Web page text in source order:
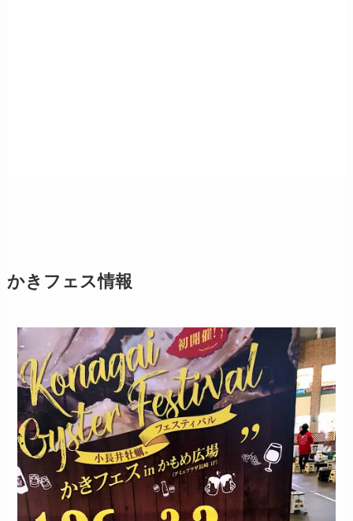
かきフェス情報